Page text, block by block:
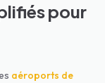
pour
aéroports de